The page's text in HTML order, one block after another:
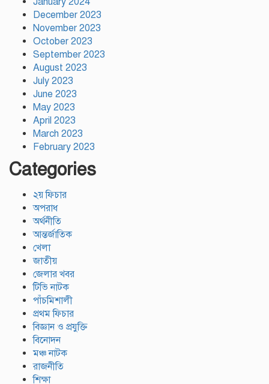
December 2023
November 2023
October 2023
September 2023
August 2023
July 2023
June 2023
May 2023
April 2023
March 2023
February 2023
Categories
২য় ফিচার
অপরাধ
অর্থনীতি
আন্তর্জাতিক
খেলা
জাতীয়
জেলার খবর
টিভি নাটক
পাঁচমিশালী
প্রথম ফিচার
বিজ্ঞান ও প্রযুক্তি
বিনোদন
মঞ্চ নাটক
রাজনীতি
শিক্ষা